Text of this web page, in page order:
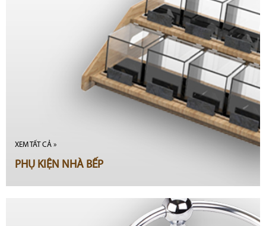
XEM TẤT CẢ »
PHỤ KIỆN NHÀ BẾP